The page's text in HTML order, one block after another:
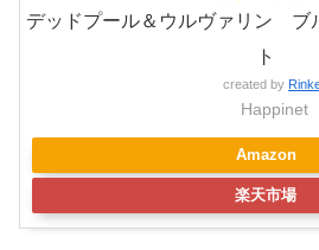
デッドプール＆ウルヴァリン ブ
ト
created by
Happinet
Amazon
楽天市場